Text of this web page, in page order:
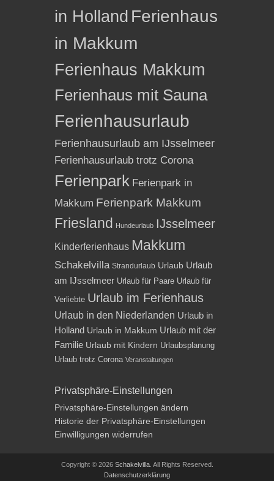
in Holland Ferienhaus
in Makkum
Ferienhaus Makkum
Ferienhaus mit Sauna
Ferienhausurlaub
Ferienhausurlaub am IJsselmeer
Ferienhausurlaub trotz Corona
Ferienpark Ferienpark in
Makkum Ferienpark Makkum
Friesland Hundeurlaub IJsselmeer
Kinderferienhaus Makkum
Schakelvilla Strandurlaub Urlaub Urlaub
am IJsselmeer Urlaub für Paare Urlaub für
Verliebte Urlaub im Ferienhaus
Urlaub in den Niederlanden Urlaub in
Holland Urlaub in Makkum Urlaub mit der
Familie Urlaub mit Kindern Urlaubsplanung
Urlaub trotz Corona Veranstaltungen
Privatsphäre-Einstellungen
Privatsphäre-Einstellungen ändern
Historie der Privatsphäre-Einstellungen
Einwilligungen widerrufen
Copyright © 2026 Schakelvilla. All Rights Reserved.
Datenschutzerklärung